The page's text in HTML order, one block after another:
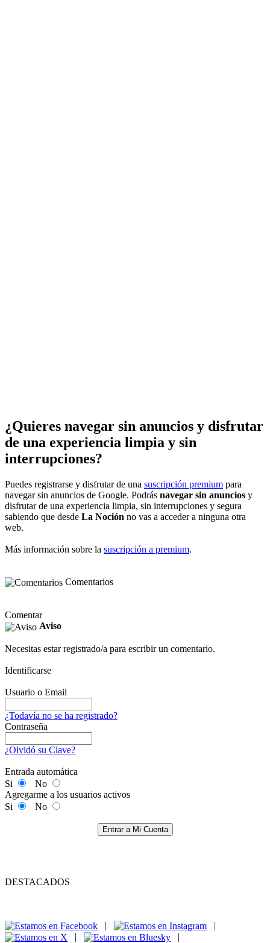
¿Quieres navegar sin anuncios y disfrutar
de una experiencia limpia y sin
interrupciones?
Puedes registrarse y disfrutar de una suscripción premium para
navegar sin anuncios de Google. Podrás navegar sin anuncios y
disfrutar de una experiencia limpia, sin interrupciones y segura
sabiendo que desde La Noción no vas a acceder a ninguna otra
web.
Más información sobre la suscripción a premium.
Comentarios
Comentar
Aviso
Necesitas estar registrado/a para escribir un comentario.
Identificarse
Usuario o Email
¿Todavía no se ha registrado?
Contraseña
¿Olvidó su Clave?
Entrada automática
Si
No
Agregarme a los usuarios activos
Si
No
Entrar a Mi Cuenta
DESTACADOS
|
|
|
|